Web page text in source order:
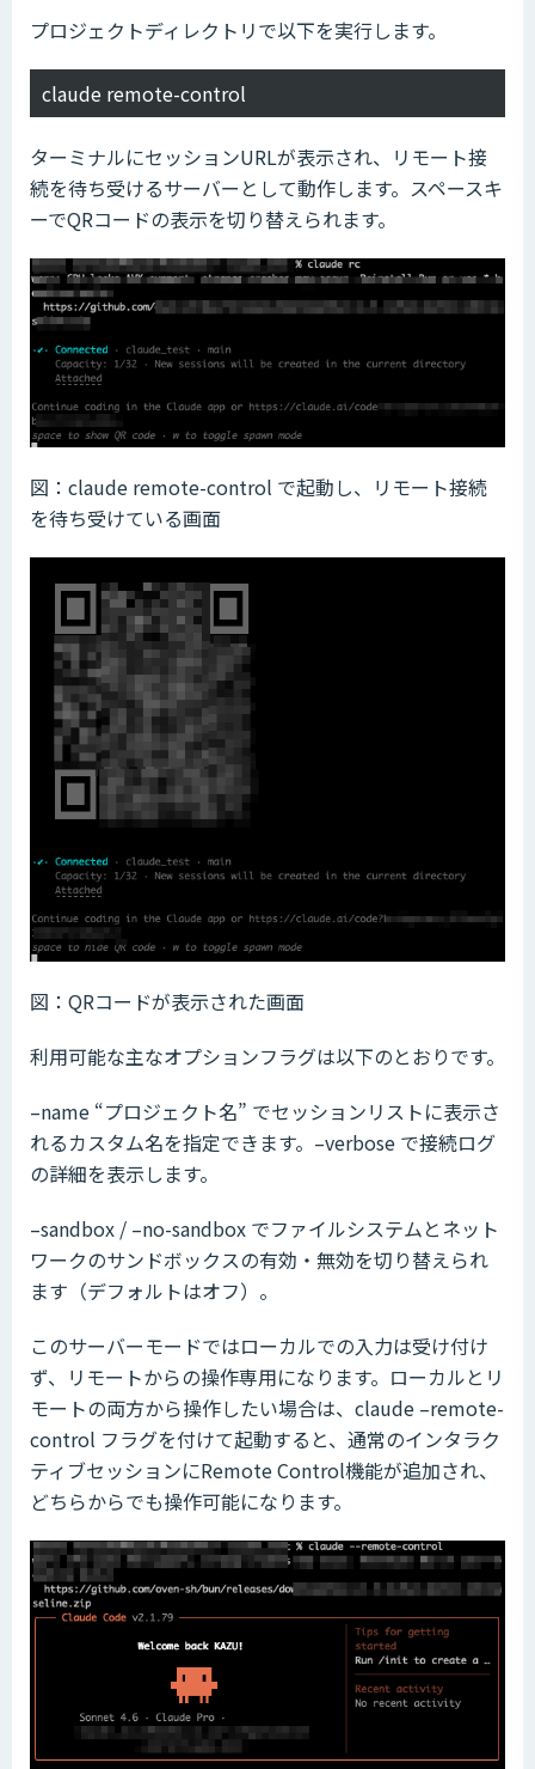
プロジェクトディレクトリで以下を実行します。
claude remote-control
ターミナルにセッションURLが表示され、リモート接
続を待ち受けるサーバーとして動作します。スペースキ
ーでQRコードの表示を切り替えられます。
図：claude remote-control で起動し、リモート接続
を待ち受けている画面
図：QRコードが表示された画面
利用可能な主なオプションフラグは以下のとおりです。
–name “プロジェクト名” でセッションリストに表示さ
れるカスタム名を指定できます。–verbose で接続ログ
の詳細を表示します。
–sandbox / –no-sandbox でファイルシステムとネット
ワークのサンドボックスの有効・無効を切り替えられ
ます（デフォルトはオフ）。
このサーバーモードではローカルでの入力は受け付け
ず、リモートからの操作専用になります。ローカルとリ
モートの両方から操作したい場合は、claude –remote-
control フラグを付けて起動すると、通常のインタラク
ティブセッションにRemote Control機能が追加され、
どちらからでも操作可能になります。